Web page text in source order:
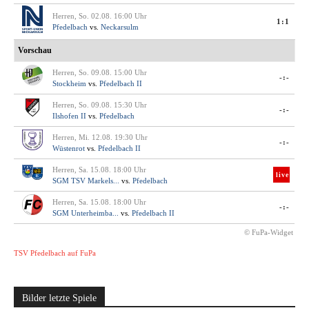
Herren, So. 02.08. 16:00 Uhr
Pfedelbach vs. Neckarsulm
1:1
Vorschau
Herren, So. 09.08. 15:00 Uhr
Stockheim vs. Pfedelbach II
-:-
Herren, So. 09.08. 15:30 Uhr
Ilshofen II vs. Pfedelbach
-:-
Herren, Mi. 12.08. 19:30 Uhr
Wüstenrot vs. Pfedelbach II
-:-
Herren, Sa. 15.08. 18:00 Uhr
SGM TSV Markels...
vs. Pfedelbach
live
Herren, Sa. 15.08. 18:00 Uhr
SGM Unterheimba...
vs. Pfedelbach II
-:-
© FuPa-Widget
TSV Pfedelbach auf FuPa
Bilder letzte Spiele